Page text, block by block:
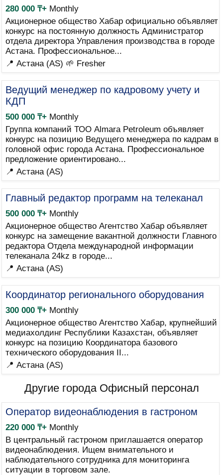
280 000 ₸+Monthly
Акционерное общество Хабар официально объявляет
конкурс на постоянную должность Администратор
отдела директора Управления производства в городе
Астана. Профессиональное...
📍 Астана (AS) 🌱 Fresher
Ведущий менеджер по кадровому учету и
КДП
500 000 ₸+Monthly
Группа компаний ТОО Almara Petroleum объявляет
конкурс на позицию Ведущего менеджера по кадрам в
головной офис города Астана. Профессиональное
предложение ориентировано...
📍 Астана (AS)
Главный редактор программ на телеканал
500 000 ₸+Monthly
Акционерное общество Агентство Хабар объявляет
конкурс на замещение вакантной должности Главного
редактора Отдела международной информации
телеканала 24kz в городе...
📍 Астана (AS)
Координатор регионального оборудования
300 000 ₸+Monthly
Акционерное общество Агентство Хабар, крупнейший
медиахолдинг Республики Казахстан, объявляет
конкурс на позицию Координатора базового
технического оборудования II...
📍 Астана (AS)
Другие города Офисный персонал
Оператор видеонаблюдения в гастроном
220 000 ₸+Monthly
В центральный гастроном приглашается оператор
видеонаблюдения. Ищем внимательного и
наблюдательного сотрудника для мониторинга
ситуации в торговом зале.